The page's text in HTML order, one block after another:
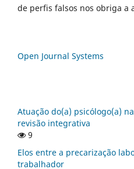
de perfis falsos nos obriga a
Open Journal Systems
Atuação do(a) psicólogo(a)
revisão integrativa
9
Elos entre a precarização
trabalhador